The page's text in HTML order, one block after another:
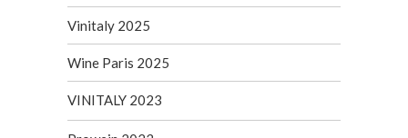
Vinitaly 2025
Wine Paris 2025
VINITALY 2023